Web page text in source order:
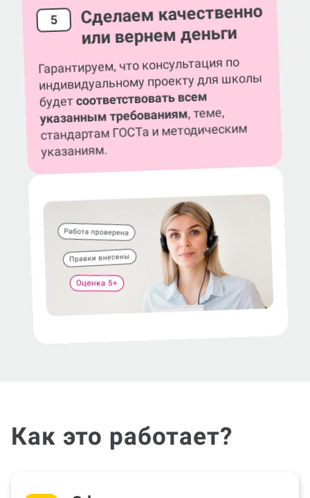
5 Сделаем качественно
или вернем деньги
Гарантируем, что консультация по
индивидуальному проекту для школы
будетсоответствовать всем
указанным требованиям, теме,
стандартам ГОСТа и методическим
указаниям.
Как это работает?